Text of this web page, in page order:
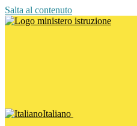
Salta al contenuto
Italiano